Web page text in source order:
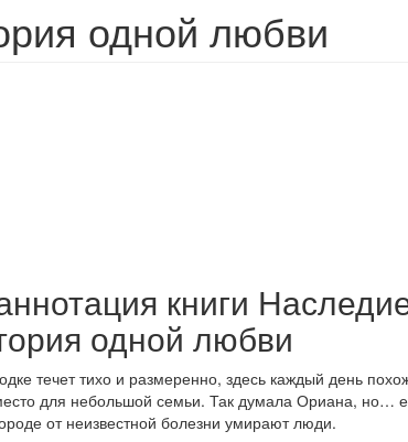
одной любви
книги
одной любви
течет тихо и размеренно, здесь каждый день
для небольшой семьи. Так думала Ориана, но…
от неизвестной болезни умирают люди.